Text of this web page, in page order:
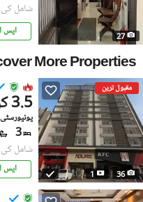
27
شامل کی:1 ہفتہ پہل
ایس
More Properties
مقبول ترین
36
1
3.5 کروڑ
3
شامل کی:2 ہفتے پہل
ایس